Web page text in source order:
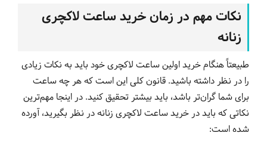
نکات مهم در زمان خرید ساعت لاکچری
زنانه
طبیعتاً هنگام خرید اولین ساعت لاکچری خود باید به نکات زیادی
را در نظر داشته باشید. قانون کلی این است که هر چه ساعت
برای شما گران‌تر باشد، باید بیشتر تحقیق کنید. در اینجا مهم‌ترین
نکاتی که باید در خرید ساعت لاکچری زنانه در نظر بگیرید، آورده
شده است: